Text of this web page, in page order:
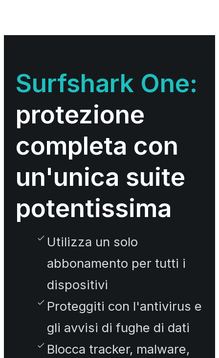
Surfshark One:
protezione
completa con
un'unica suite
potentissima
Utilizza un solo
abbonamento per tutti i
dispositivi
Proteggiti con l'antivirus e
gli avvisi di fughe di dati
Blocca tracker, malware,